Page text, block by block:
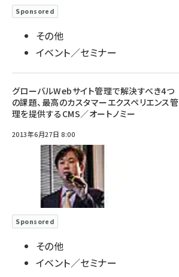
Sponsored
その他
イベント／セミナー
グローバルWebサイト管理で解決すべき4つ
の課題、最高のカスタマーエクスペリエンス管
理を提供するCMS／オートノミー
2013年6月27日 8:00
Sponsored
その他
イベント／セミナー